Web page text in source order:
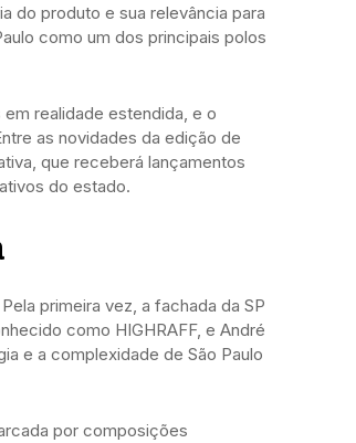
do produto e sua relevância para
como um dos principais polos
realidade estendida, e o
as novidades da edição de
que receberá lançamentos
do estado.
primeira vez, a fachada da SP
como HIGHRAFF, e André
e a complexidade de São Paulo
por composições